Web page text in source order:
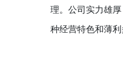
理。公司实力雄
种经营特色和薄